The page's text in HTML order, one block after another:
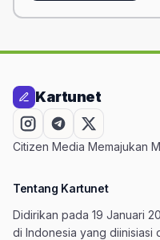
Kartunet
Citizen Media Memajukan
Tentang Kartunet
Didirikan pada 19 Januari
di Indonesia yang diinisiasi